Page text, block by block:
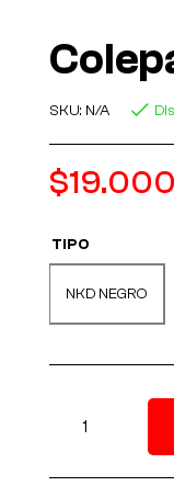
SKU: N/A
$19.000
TIPO
NKD NEGRO